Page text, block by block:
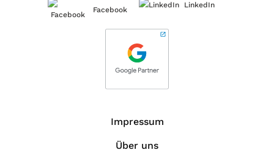
Facebook
LinkedIn
Impressum
Über uns